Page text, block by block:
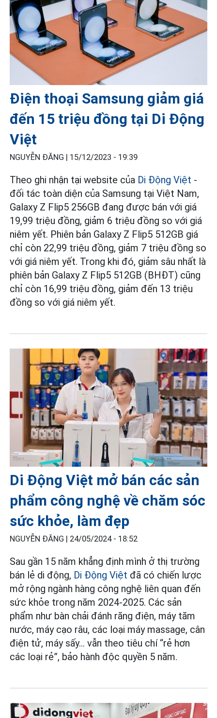
Điện thoại Samsung giảm giá
đến 15 triệu đồng tại Di Động
Việt
NGUYỄN ĐĂNG | 15/12/2023 - 19:39
Theo ghi nhận tại website của Di Động Việt -
đối tác toàn diện của Samsung tại Việt Nam,
Galaxy Z Flip5 256GB đang được bán với giá
19,99 triệu đồng, giảm 6 triệu đồng so với giá
niêm yết. Phiên bản Galaxy Z Flip5 512GB giá
chỉ còn 22,99 triệu đồng, giảm 7 triệu đồng so
với giá niêm yết. Trong khi đó, giảm sâu nhất là
phiên bản Galaxy Z Flip5 512GB (BHĐT) cũng
chỉ còn 16,99 triệu đồng, giảm đến 13 triệu
đồng so với giá niêm yết.
Di Động Việt mở bán các sản
phẩm công nghệ về chăm sóc
sức khỏe, làm đẹp
NGUYỄN ĐĂNG | 24/05/2024 - 18:52
Sau gần 15 năm khẳng định mình ở thị trường
bán lẻ di động, Di Động Việt đã có chiến lược
mở rộng ngành hàng công nghệ liên quan đến
sức khỏe trong năm 2024-2025. Các sản
phẩm như bàn chải đánh răng điện, máy tăm
nước, máy cạo râu, các loại máy massage, cân
điện tử, máy sấy… vẫn theo tiêu chí “rẻ hơn
các loại rẻ”, bảo hành độc quyền 5 năm.